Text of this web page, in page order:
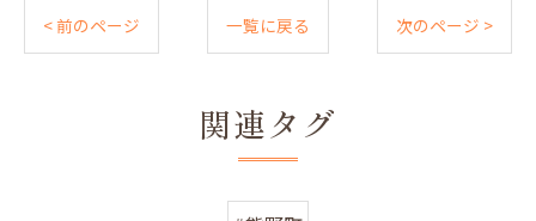
< 前のページ 一覧に戻る 次のページ >
関連タグ